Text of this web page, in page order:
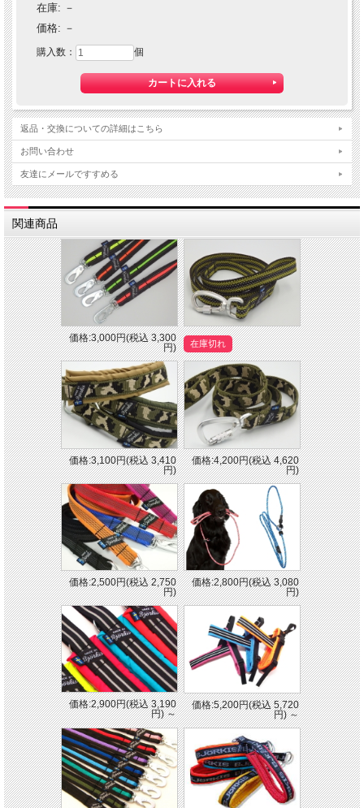
在庫: －
価格: －
購入数： 個
返品・交換についての詳細はこちら
お問い合わせ
友達にメールですすめる
関連商品
価格:3,000円(税込 3,300
円)
在庫切れ
価格:3,100円(税込 3,410
円)
価格:4,200円(税込 4,620
円)
価格:2,500円(税込 2,750
円)
価格:2,800円(税込 3,080
円)
価格:2,900円(税込 3,190
円)～
価格:5,200円(税込 5,720
円)～